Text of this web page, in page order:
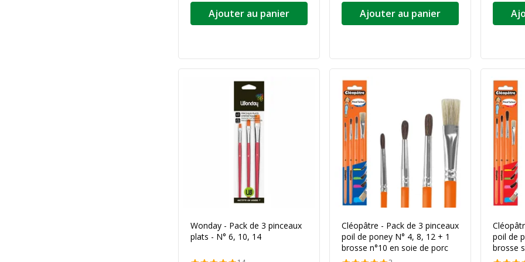
Ajouter au panier Ajouter au panier
Wonday - Pack de 3 pinceaux
plats - N° 6, 10, 14
Cléopâtre - Pack de 3 pinceaux
poil de poney N° 4, 8, 12 + 1
brosse n°10 en soie de porc
poil de
brosse